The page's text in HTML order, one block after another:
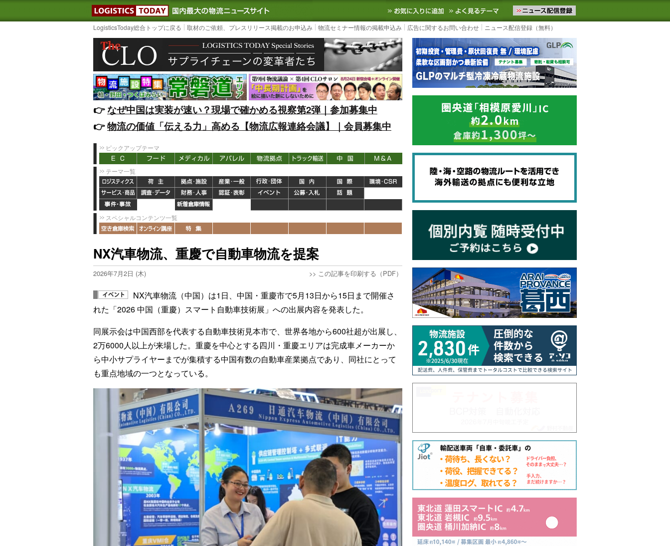
LOGISTICS TODAY｜国内最大の物流ニュースサイト3PL, SCMなど国内外の最新の物流ニュースをお届けします。物流ニュースメール配信を登録す
お気に入りに追加 よく見るテーマ
LogisticsToday総合トップに戻る 取材のご依頼、プレスリリース掲載のお申込み 物流セミナー情報の掲載申込み 広告に関するお問い合わせ ニュース配信登録（無料）
👉️なぜ中国は実装が速い？現場で確かめる視察第2弾｜参加募集中
👉️物流の価値「伝える力」高める【物流広報連絡会議】｜会員募集中
ピックアップテーマ
テーマ一覧
スペシャルコンテンツ一覧
NX汽車物流、重慶で自動車物流を提案
2026年7月2日 (木) >> この記事を印刷する（PDF）
NX汽車物流（中国）は1日、中国・重慶市で5月13日から15日まで開催さ
れた「2026 中国（重慶）スマート自動車技術展」への出展内容を発表した。
同展示会は中国西部を代表する自動車技術見本市で、世界各地から600社超が出展し、
2万6000人以上が来場した。重慶を中心とする四川・重慶エリアは完成車メーカーか
ら中小サプライヤーまでが集積する中国有数の自動車産業拠点であり、同社にとって
も重点地域の一つとなっている。